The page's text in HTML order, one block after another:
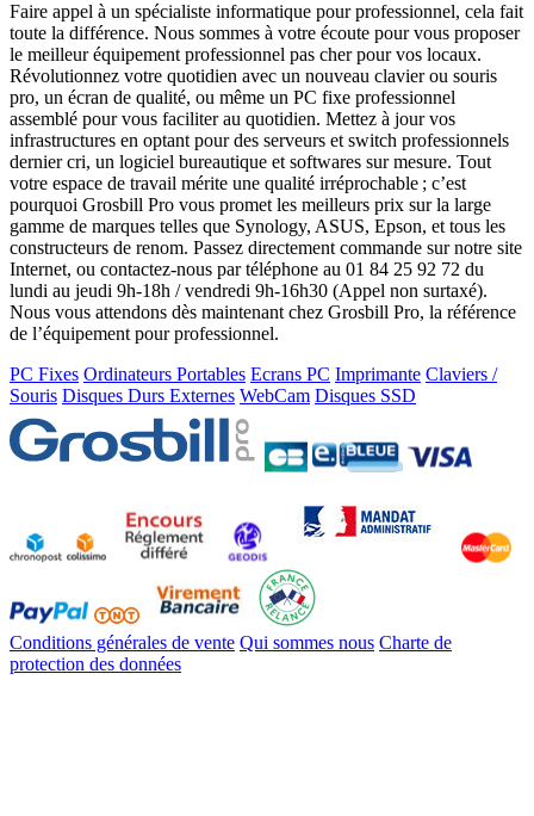
Faire appel à un spécialiste informatique pour professionnel, cela fait
toute la différence. Nous sommes à votre écoute pour vous proposer
le meilleur équipement professionnel pas cher pour vos locaux.
Révolutionnez votre quotidien avec un nouveau clavier ou souris
pro, un écran de qualité, ou même un PC fixe professionnel
assemblé pour vous faciliter au quotidien. Mettez à jour vos
infrastructures en optant pour des serveurs et switch professionnels
dernier cri, un logiciel bureautique et softwares sur mesure. Tout
votre espace de travail mérite une qualité irréprochable ; c’est
pourquoi Grosbill Pro vous promet les meilleurs prix sur la large
gamme de marques telles que Synology, ASUS, Epson, et tous les
constructeurs de renom. Passez directement commande sur notre site
Internet, ou contactez-nous par téléphone au 01 84 25 92 72 du
lundi au jeudi 9h-18h / vendredi 9h-16h30 (Appel non surtaxé).
Nous vous attendons dès maintenant chez Grosbill Pro, la référence
de l’équipement pour professionnel.
PC Fixes Ordinateurs Portables Ecrans PC Imprimante Claviers /
Souris Disques Durs Externes WebCam Disques SSD
Conditions générales de vente Qui sommes nous Charte de
protection des données